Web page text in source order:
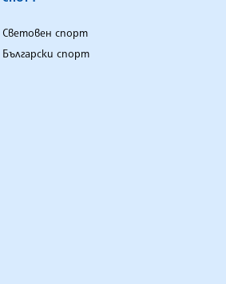
Световен спорт
Български спорт